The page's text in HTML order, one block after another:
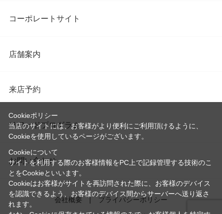
コーポレートサイト
店舗案内
来店予約
リワードプログラム
お問い合わせ
会社概要 プライバシーポリシー
Cookieポリシー
当店のサイトには、お客様がより便利にご利用頂けるように、
Cookieを使用しているページがございます。
Cookieについて
サイトを利用する際のお客様情報をPC上で記録管理する技術のこ
とをCookieといいます。
Cookieはお客様がサイトを再訪問された際に、お客様のデバイス
を認識できるよう、お客様のデバイス間からサーバーへ送り返さ
れます。